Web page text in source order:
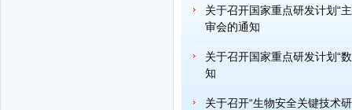
关于召开国家重点研发计划“
审会的通知
关于召开国家重点研发计划“
知
关于召开“生物安全关键技术